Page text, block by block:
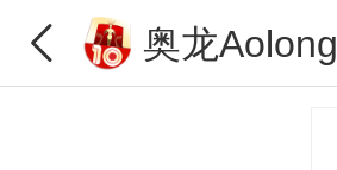
奥龙Aolong